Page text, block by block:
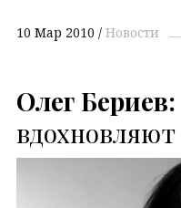
10 Мар 2010 Новости
Олег Бериев: